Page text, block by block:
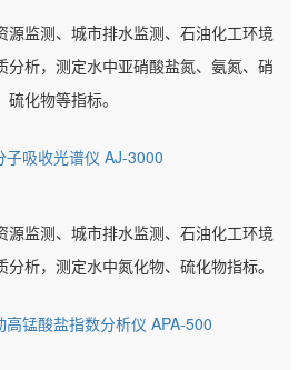
源监测、城市排水监测、石油化工环境
分析，测定水中亚硝酸盐氮、氨氮、硝
化物等指标。
子吸收光谱仪 AJ-3000
源监测、城市排水监测、石油化工环境
析，测定水中氮化物、硫化物指标。
高锰酸盐指数分析仪 APA-500